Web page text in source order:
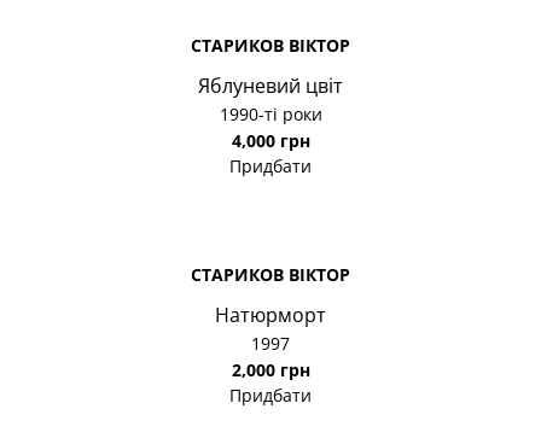
СТАРИКОВ ВІКТОР
Яблуневий цвіт
1990-ті роки
4,000 грн
Придбати
СТАРИКОВ ВІКТОР
Натюрморт
1997
2,000 грн
Придбати